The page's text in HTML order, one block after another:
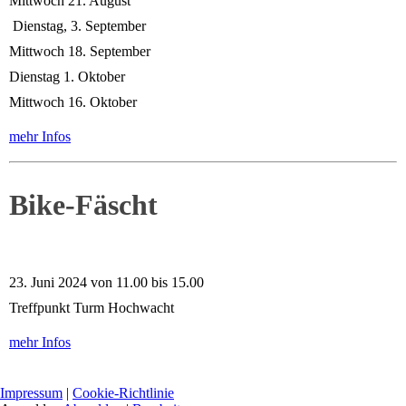
Dienstag, 3. September
Mittwoch 18. September
Dienstag 1. Oktober
Mittwoch 16. Oktober
mehr Infos
Bike-Fäscht
23. Juni 2024 von 11.00 bis 15.00
Treffpunkt Turm Hochwacht
mehr Infos
Impressum | Cookie-Richtlinie